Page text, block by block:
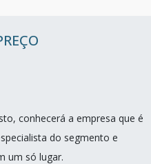
conhecerá a empresa que é
do segmento e
um só lugar.